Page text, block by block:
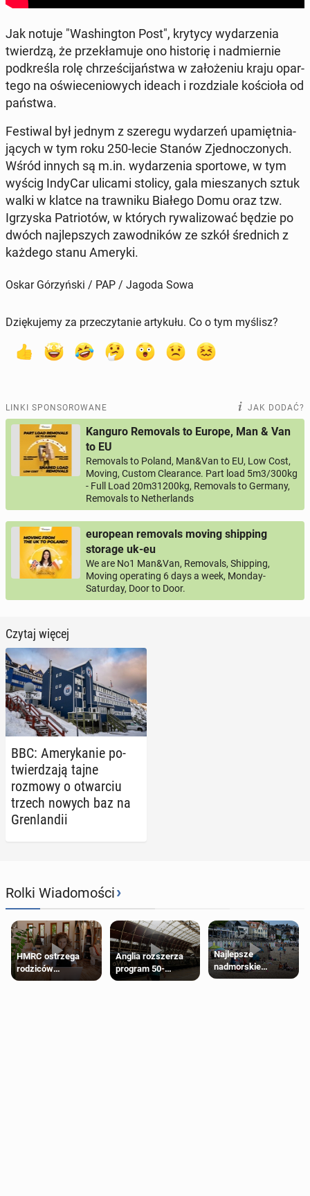
Jak notuje "Wa­shing­ton Post", krytycy wy­da­rze­nia
twier­dzą, że prze­kła­mu­je ono hi­sto­rię i nad­mier­nie
pod­kre­śla rolę chrze­ści­jań­stwa w za­ło­że­niu kraju opar­
te­go na oświe­ce­nio­wych ideach i roz­dzia­le ko­ścio­ła od
państwa.
Fe­sti­wal był jednym z szeregu wy­da­rzeń upa­mięt­nia­
ją­cych w tym roku 250-lecie Stanów Zjed­no­czo­nych.
Wśród innych są m.in. wy­da­rze­nia spor­to­we, w tym
wyścig IndyCar ulicami stolicy, gala mie­sza­nych sztuk
walki w klatce na traw­ni­ku Białego Domu oraz tzw.
Igrzy­ska Pa­trio­tów, w których ry­wa­li­zo­wać będzie po
dwóch naj­lep­szych za­wod­ni­ków ze szkół śred­nich z
każdego stanu Ameryki.
Oskar Górzyński / PAP / Jagoda Sowa
Dziękujemy za przeczytanie artykułu. Co o tym myślisz?
LINKI SPONSOROWANE JAK DODAĆ?
Kanguro Removals to Europe, Man & Van
to EU
Removals to Poland, Man&Van to EU, Low Cost,
Moving, Custom Clearance. Part load 5m3/300kg
- Full Load 20m31200kg, Removals to Germany,
Removals to Netherlands
european removals moving shipping
storage uk-eu
We are No1 Man&Van, Removals, Shipping,
Moving operating 6 days a week, Monday-
Saturday, Door to Door.
Czytaj więcej
BBC: Ame­ry­ka­nie po­
twier­dza­ją tajne
rozmowy o otwar­ciu
trzech nowych baz na
Gren­lan­dii
Rolki Wiadomości›
HMRC ostrzega
rodziców
pobierających Child
Anglia rozszerza
program 50-
procentowych
Najlepsze
nadmorskie
miasteczko blisko